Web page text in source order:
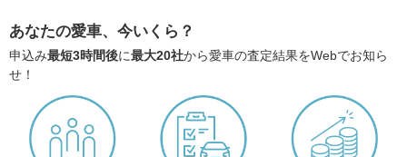
あなたの愛車、今いくら？
申込み最短3時間後に最大20社から愛車の査定結果をWebでお知ら
せ！